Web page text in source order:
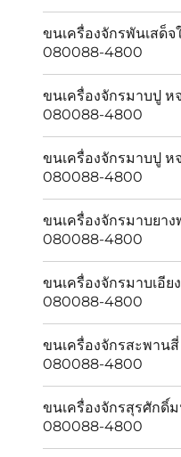
ขนเครื่องจักรพันเสด็
080088-4800
ขนเครื่องจักรมาบปู
080088-4800
ขนเครื่องจักรมาบปู
080088-4800
ขนเครื่องจักรมาบยา
080088-4800
ขนเครื่องจักรมาบเอี
080088-4800
ขนเครื่องจักรสะพาน
080088-4800
ขนเครื่องจักรสุรศักดิ์
080088-4800